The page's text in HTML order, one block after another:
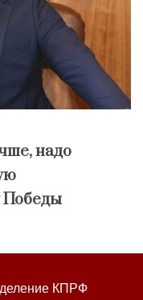
надо
Победы
КПРФ